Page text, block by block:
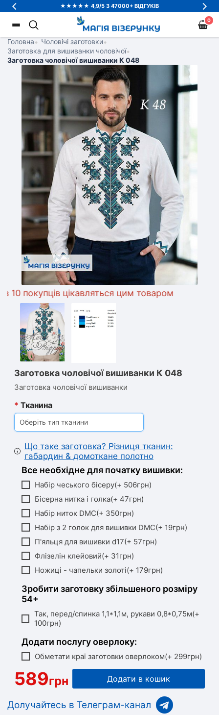
★★★★★ 4,9/5 З 47000+ ВІДГУКІВ
0
Головна• Чоловічі заготовки•
Заготовка для вишиванки чоловічої•
Заготовка чоловічої вишиванки К 048
покупців цікавляться цим товаром
Заготовка чоловічої вишиванки К 048
Заготовка чоловічої вишиванки
* Тканина
Оберіть тип тканини
Що таке заготовка? Різниця тканин:
габардин & домоткане полотно
Все необхідне для початку вишивки:
Набір чеського бісеру(+ 506грн)
Бісерна нитка і голка(+ 47грн)
Набір ниток DMC(+ 350грн)
Набір з 2 голок для вишивки DMC(+ 19грн)
П'яльця для вишивки d17(+ 57грн)
Флізелін клейовий(+ 31грн)
Ножиці - чапельки золоті(+ 179грн)
Зробити заготовку збільшеного розміру
54+
Так, перед/спинка 1,1*1,1м, рукави 0,8*0,75м(+
100грн)
Додати послугу оверлоку:
Обметати краї заготовки оверлоком(+ 299грн)
589грн Додати в кошик
Долучайтесь в Телеграм-канал